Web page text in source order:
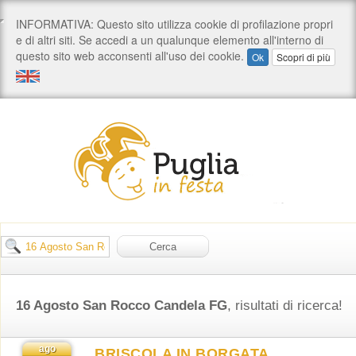
16 Agosto San Rocco Candela FG, risultati di ricerca!
ago